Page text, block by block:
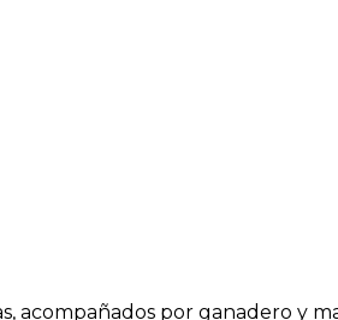
acompañados por ganadero y